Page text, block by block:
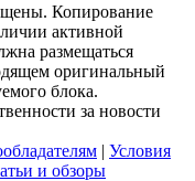
Копирование
активной
размещаться
оригинальный
блока.
за новости
| Условия
и обзоры